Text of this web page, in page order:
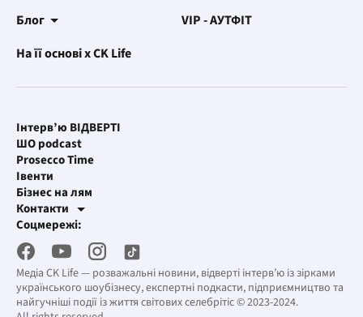
Блог
VIP - АУТФІТ
На її основі x CK Life
Медіа CK Life — розважальні новини, відверті інтерв’ю із зірками
українського шоубізнесу, експертні подкасти, підприємництво та
найгучніші події із життя світових селебрітіс © 2023-2024.
Інтерв’ю ВІДВЕРТІ
ШО podcast
Prosecco Time
Івенти
Бізнес на лям
Контакти
Рекламні інтеграції
Робоча пошта
Соцмережі: